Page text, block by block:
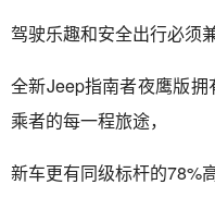
驾驶乐趣和安全出行必须兼
全新Jeep指南者夜鹰版
乘者的每一程旅途，
新车更有同级标杆的78%